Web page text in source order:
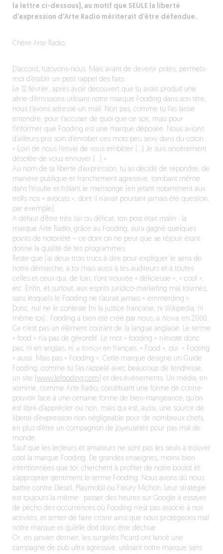
la lettre ci-dessous), au motif que SEULE la liberté
d’expression d’Arte Radio mériterait d’être défendue.
Chère Arte Radio,
D’accord, tutoyons-nous. Mais avant de devenir potes, permets-
moi d’établir un petit rappel des faits :
Le 12 février, après avoir découvert que tu avais produit une
série d’émissions utilisant notre marque Fooding dans son titre,
nous t’avons adressé un mail. Non pas, comme tu l’as laissé
entendre, pour t’accuser de quoi que ce soit, mais pour
t’informer que Fooding est une marque déposée. Nous avions
d’ailleurs pris soin d’enrober ces mots peu sexy dans du coton :
« Loin de nous l’envie de vous embêter (…) Je suis sincèrement
désolée de vous ennuyer (…) »
Au nom de ta liberté d’expression, tu as décidé de répondre, de
manière publique et franchement agressive, tombant même
dans l’insulte et frôlant le mensonge (en jetant notamment aux
trolls nos « avocats », dont il n’avait pourtant jamais été question,
par exemple).
A défaut d’être très fairou délicat, ton post était malin : la
marque Arte Radio, grâce au Fooding, aura gagné quelques
points de notoriété – ce dont on ne peut que se réjouir étant
donné la qualité de tes programmes.
Reste que j’ai deux trois trucs à dire pour expliquer le sens de
notre démarche, à toi mais aussi à tes auditeurs et à toutes
celles et ceux qui, de loin, t’ont trouvée « délicieuse », « cool »,
etc. Enfin, et surtout, aux esprits juridico-marketing mal tournés,
sans lesquels le Fooding ne t’aurait jamais « emmerding ».
Donc, nul ne le conteste (ni la justice française, ni Wikipedia, ni
même toi) : Fooding a bien été créé par nous, à Nova, en 2000.
Ce n’est pas un élément courant de la langue anglaise. Le terme
« food » n’a pas de gérondif. Le mot « fooding » n’existe donc
pas, ni en anglais, ni a fortiorien français. « Food », oui. « Footing
» aussi. Mais pas « Fooding ». Cette marque désigne un Guide
Fooding, comme tu l’as rappelé avec beaucoup de tendresse,
un site ( www.lefooding.com ) et des événements. Un média, en
somme, comme Arte Radio, constituant une forme de contre-
pouvoir face à une certaine forme de bien-mangeance, qu’on
est libre d’apprécier ou non, mais qui est, aussi, une source de
liberté d’expression non négligeable pour de nombreux chefs,
en plus d’être un compagnon de joyeusetés pour pas mal de
monde.
Sauf que les lecteurs et amateurs ne sont pas les seuls à trouver
cool la marque Fooding. De grandes enseignes, moins bien
intentionnées que toi, cherchent à profiter de notre boulot et
s’approprier gentiment le terme Fooding. Nous avons dû nous
battre contre Diesel, Playmobil ou Fleury Michon. Leur stratégie
est toujours la même : passer des heures sur Google à essayer
de pécho des occurrences où Fooding n’est pas associé à nos
activités, et tenter de faire croire ainsi que nous protégeons mal
notre marque et qu’elle doit donc être déchue.
Or, en janvier dernier, les surgelés Picard ont lancé une
campagne de pub ultra agressive, utilisant notre marque sans